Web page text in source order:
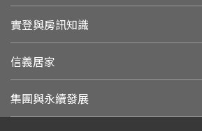
實登與房訊知識
信義居家
集團與永續發展